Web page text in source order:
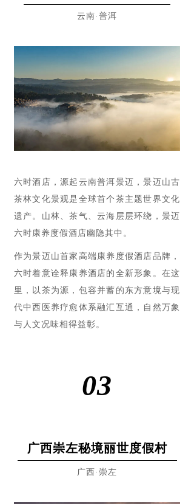
云南·普洱
六时酒店，源起云南普洱景迈，景迈山古
茶林文化景观是全球首个茶主题世界文化
遗产。山林、茶气、云海层层环绕，景迈
六时康养度假酒店幽隐其中。
作为景迈山首家高端康养度假酒店品牌，
六时着意诠释康养酒店的全新形象。在这
里，以茶为源，包容并蓄的东方意境与现
代中西医养疗愈体系融汇互通，自然万象
与人文况味相得益彰。
03
广西崇左秘境丽世度假村
广西·崇左